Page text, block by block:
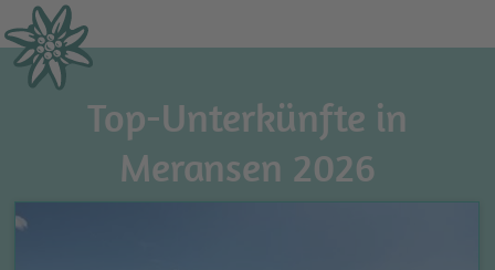
Top-Unterkünfte in
Meransen 2026